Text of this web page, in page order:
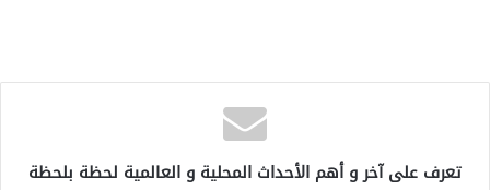
تعرف على آخر و أهم الأحداث المحلية و العالمية لحظة بلحظة